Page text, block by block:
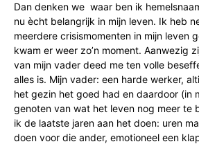
Dan denken we waar ben ik
nu ècht belangrijk in mijn leven. Ik heb
meerdere crisismomenten in mijn leven
kwam er weer zo’n moment. Aanwezig
van mijn vader deed me ten volle
alles is. Mijn vader: een harde werker,
het gezin het goed had en daardoor (in
genoten van wat het leven nog meer te
ik de laatste jaren aan het doen: uren
doen voor die ander, emotioneel een